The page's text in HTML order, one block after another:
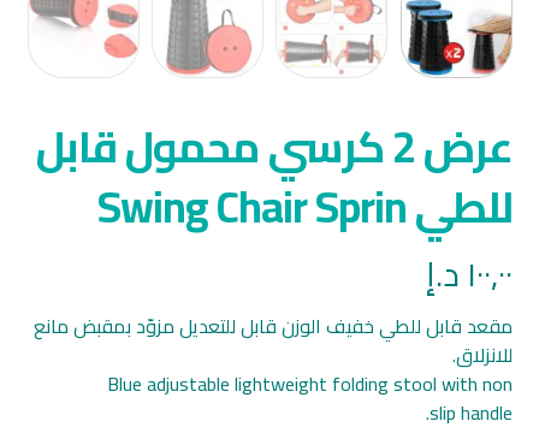
عرض 2 كرسي محمول قابل
للطي Swing Chair Sprin
١٠٠,٠٠د.إ
مقعد قابل للطي خفيف الوزن قابل للتعديل مزوّد بمقبض مانع
للانزلاق.
Blue adjustable lightweight folding stool with non
slip handle.